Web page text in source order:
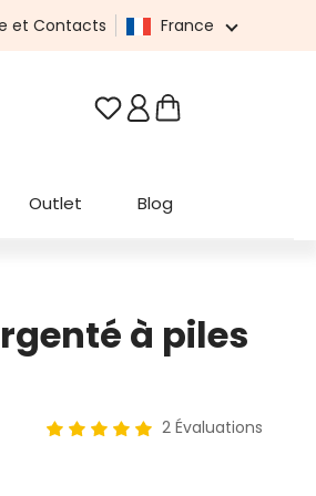
et Contacts France
Vous avez 0 articles
Outlet Blog
à piles
2 Évaluations